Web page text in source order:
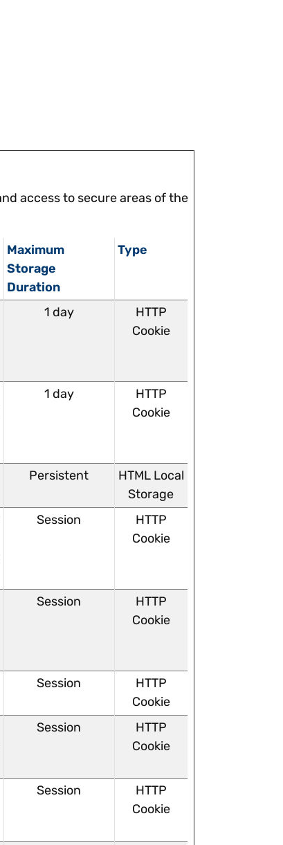
access to secure areas of the
Maximum
Storage
Duration
Type
1 day
HTTP
Cookie
1 day
HTTP
Cookie
Persistent
HTML Local
Storage
Session
HTTP
Cookie
Session
HTTP
Cookie
Session
HTTP
Cookie
Session
HTTP
Cookie
Session
HTTP
Cookie